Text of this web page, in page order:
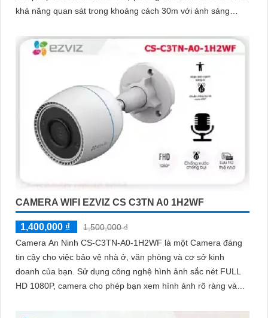
khả năng quan sát trong khoảng cách 30m với ánh sáng
CAMERA WIFI EZVIZ CS C3TN A0 1H2WF
1,400,000 ₫
1,500,000 ₫
Camera An Ninh CS-C3TN-A0-1H2WF là một Camera đáng
tin cậy cho việc bảo vệ nhà ở, văn phòng và cơ sở kinh
doanh của bạn. Sử dụng công nghệ hình ảnh sắc nét FULL
HD 1080P, camera cho phép bạn xem hình ảnh rõ ràng và